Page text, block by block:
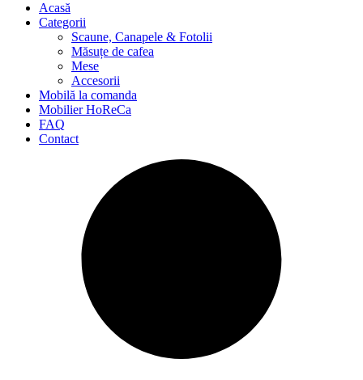
Acasă
Categorii
Scaune, Canapele & Fotolii
Măsuțe de cafea
Mese
Accesorii
Mobilă la comanda
Mobilier HoReCa
FAQ
Contact